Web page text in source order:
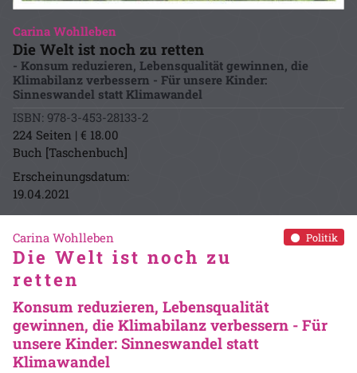
Carina Wohlleben
Die Welt ist noch zu retten
- Konsum reduzieren, Lebensqualität gewinnen, die
Klimabilanz verbessern - Für unsere Kinder:
Sinneswandel statt Klimawandel
ISBN: 978-3-453-28133-2
224 Seiten | € 18.00
Buch [Taschenbuch]
Erscheinungsdatum:
19.04.2021
Politik
Carina Wohlleben
Die Welt ist noch zu
retten
Konsum reduzieren, Lebensqualität
gewinnen, die Klimabilanz verbessern - Für
unsere Kinder: Sinneswandel statt
Klimawandel